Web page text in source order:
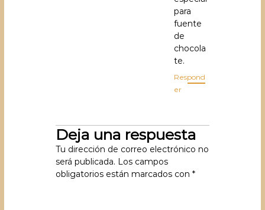
para
fuente
de
chocola
te.
Respond
er
Deja una respuesta
Tu dirección de correo electrónico no
será publicada. Los campos
obligatorios están marcados con*